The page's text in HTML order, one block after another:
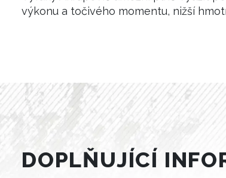
výkonu a točivého momentu, nižší
DOPLŇUJÍCÍ